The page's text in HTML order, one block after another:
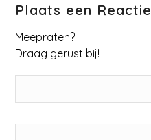
Plaats een Reactie
Meepraten?
Draag gerust bij!